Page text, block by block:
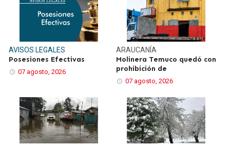
AVISOS LEGALES
Posesiones Efectivas
07 agosto, 2026
ARAUCANÍA
Molinera Temuco quedó con
prohibición de
07 agosto, 2026